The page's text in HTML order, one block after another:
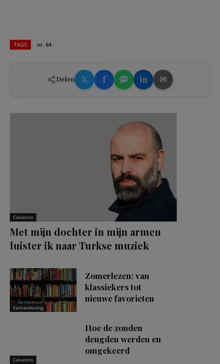
TAGS nr. 64
Delen 𝕏 f in ✉
Columns
Met mijn dochter in mijn armen
luister ik naar Turkse muziek
Samenleving
Zomerlezen: van
klassiekers tot
nieuwe favorieten
Columns
Hoe de zonden
deugden werden en
omgekeerd